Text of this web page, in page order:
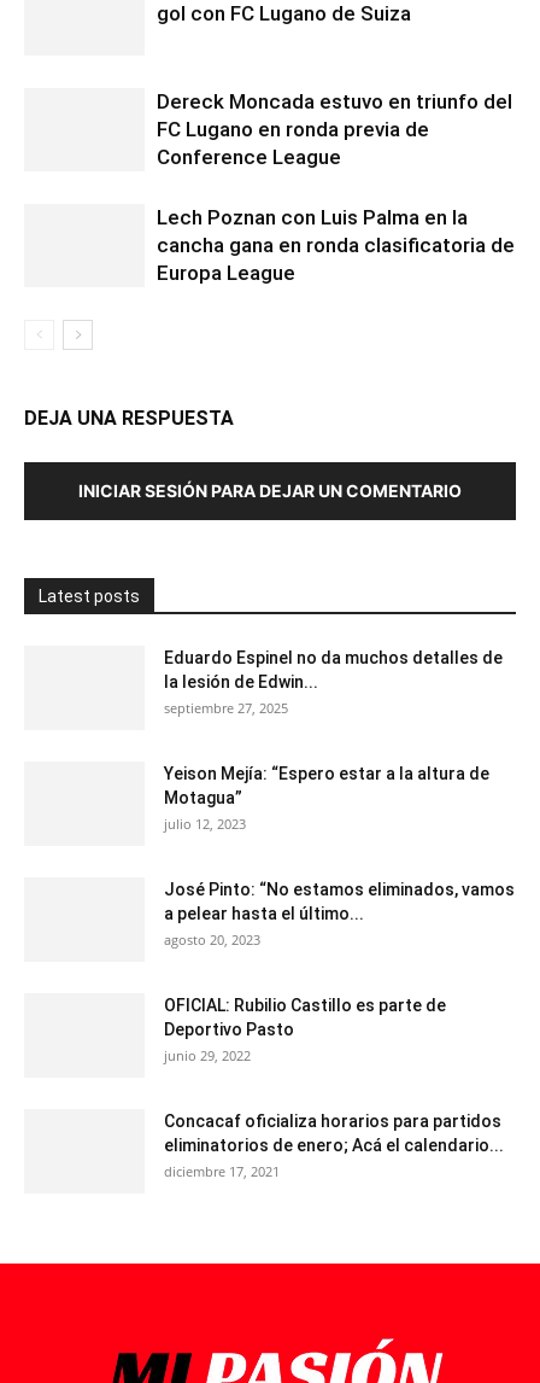
gol con FC Lugano de Suiza
Dereck Moncada estuvo en triunfo del
FC Lugano en ronda previa de
Conference League
Lech Poznan con Luis Palma en la
cancha gana en ronda clasificatoria de
Europa League
DEJA UNA RESPUESTA
INICIAR SESIÓN PARA DEJAR UN COMENTARIO
Latest posts
Eduardo Espinel no da muchos detalles de
la lesión de Edwin...
septiembre 27, 2025
Yeison Mejía: “Espero estar a la altura de
Motagua”
julio 12, 2023
José Pinto: “No estamos eliminados, vamos
a pelear hasta el último...
agosto 20, 2023
OFICIAL: Rubilio Castillo es parte de
Deportivo Pasto
junio 29, 2022
Concacaf oficializa horarios para partidos
eliminatorios de enero; Acá el calendario...
diciembre 17, 2021